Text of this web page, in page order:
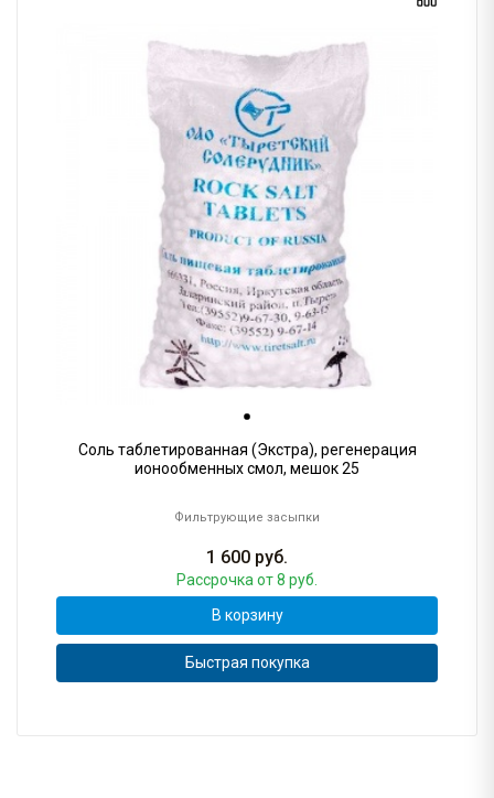
Соль таблетированная (Экстра), регенерация
ионообменных смол, мешок 25
Фильтрующие засыпки
1 600 руб.
Рассрочка от 8 руб.
В корзину
Быстрая покупка